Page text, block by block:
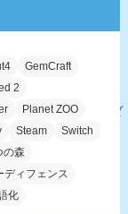
GemCraft
2
Planet ZOO
Steam
Switch
の森
ディフェンス
化